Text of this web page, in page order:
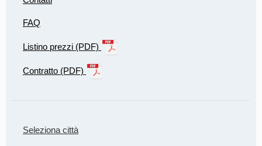
FAQ
Listino prezzi (PDF)
Contratto (PDF)
Seleziona città